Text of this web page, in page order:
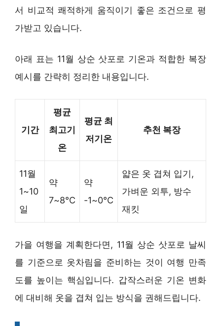
서 비교적 쾌적하게 움직이기 좋은 조건으로 평
가받고 있습니다.
아래 표는 11월 상순 삿포로 기온과 적합한 복장
예시를 간략히 정리한 내용입니다.
기간
평균
최고기
온
평균 최
저기온
추천 복장
11월
1~10
일
약
7~8°C
약
-1~0°C
얇은 옷 겹쳐 입기,
가벼운 외투, 방수
재킷
가을 여행을 계획한다면, 11월 상순 삿포로 날씨
를 기준으로 옷차림을 준비하는 것이 여행 만족
도를 높이는 핵심입니다. 갑작스러운 기온 변화
에 대비해 옷을 겹쳐 입는 방식을 권해드립니다.